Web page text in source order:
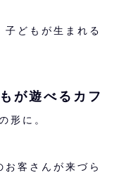
どもが生まれる
が遊べるカフ
形に。
お客さんが来づら